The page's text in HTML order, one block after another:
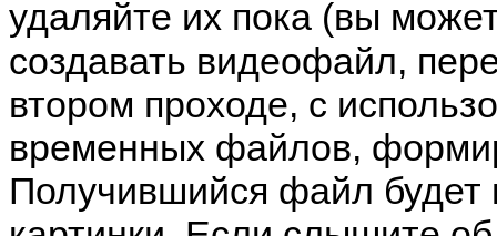
удаляйте их пока (вы
создавать видеофайл,
втором проходе, с
временных файлов,
Получившийся файл будет